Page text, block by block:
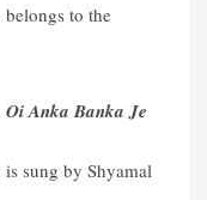
belongs to the
Oi Anka Banka Je
is sung by Shyamal